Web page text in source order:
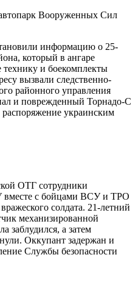
Вооруженных Сил
информацию о 25-
который в ангаре
технику и боекомплекты
вызвали следственно-
районного управления
и поврежденный Торнадо-С
украинским
ОТГ сотрудники
вместе с бойцами ВСУ и ТРО
солдата. 21-летний
механизированной
заблудился, а затем
Оккупант задержан и
Службы безопасности